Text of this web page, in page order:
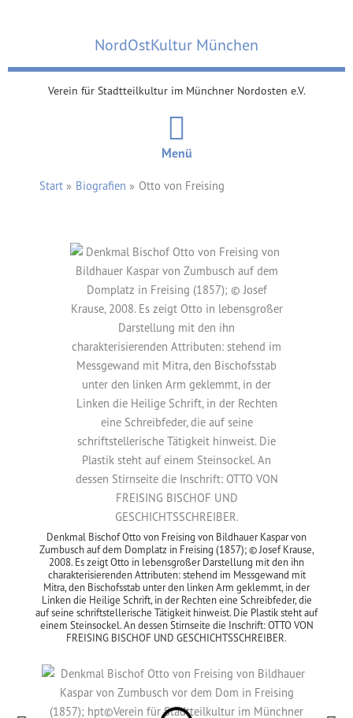
NordOstKultur München
Verein für Stadtteilkultur im Münchner Nordosten e.V.
Menü
Start Biografien Otto von Freising
Denkmal Bischof Otto von Freising von Bildhauer Kaspar von
Zumbusch auf dem Domplatz in Freising (1857); © Josef Krause,
2008. Es zeigt Otto in lebensgroßer Darstellung mit den ihn
charakterisierenden Attributen: stehend im Messgewand mit
Mitra, den Bischofsstab unter den linken Arm geklemmt, in der
Linken die Heilige Schrift, in der Rechten eine Schreibfeder, die
auf seine schriftstellerische Tätigkeit hinweist. Die Plastik steht auf
einem Steinsockel. An dessen Stirnseite die Inschrift: OTTO VON
FREISING BISCHOF UND GESCHICHTSSCHREIBER.